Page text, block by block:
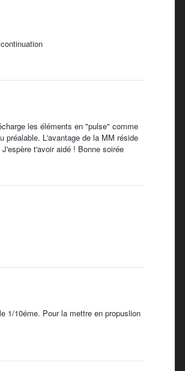
les éléments en "pulse" comme
préalable. L'avantage de la MM réside
t'avoir aidé ! Bonne soirée
1/10éme. Pour la mettre en propuslion